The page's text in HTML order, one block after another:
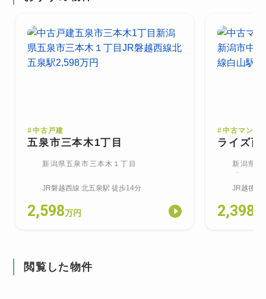
#中古戸建
五泉市三本木1丁目
新潟県五泉市三本木１丁目
JR磐越西線北五泉駅 徒歩14分
2,598万円
#中古マンシ
ライズ西
新潟県新
JR越後線
2,398
閲覧した物件